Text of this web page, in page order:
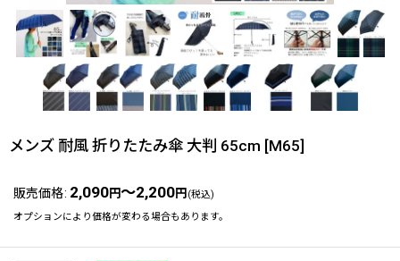
メンズ 耐風 折りたたみ傘 大判 65cm [M65]
販売価格: 2,090円～2,200円 (税込)
オプションにより価格が変わる場合もあります。